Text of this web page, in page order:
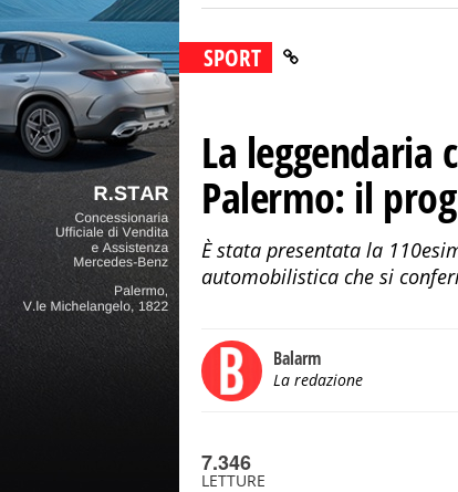
SPORT
La leggendaria
Palermo: il
È stata presentata la
automobilistica che si
Balarm
La redazione
7.346
LETTURE